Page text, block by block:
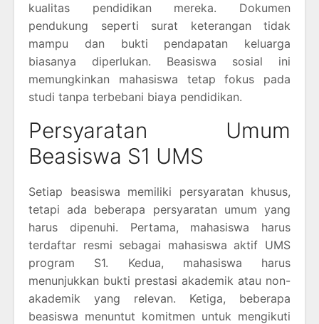
kualitas pendidikan mereka. Dokumen
pendukung seperti surat keterangan tidak
mampu dan bukti pendapatan keluarga
biasanya diperlukan. Beasiswa sosial ini
memungkinkan mahasiswa tetap fokus pada
studi tanpa terbebani biaya pendidikan.
Persyaratan Umum
Beasiswa S1 UMS
Setiap beasiswa memiliki persyaratan khusus,
tetapi ada beberapa persyaratan umum yang
harus dipenuhi. Pertama, mahasiswa harus
terdaftar resmi sebagai mahasiswa aktif UMS
program S1. Kedua, mahasiswa harus
menunjukkan bukti prestasi akademik atau non-
akademik yang relevan. Ketiga, beberapa
beasiswa menuntut komitmen untuk mengikuti